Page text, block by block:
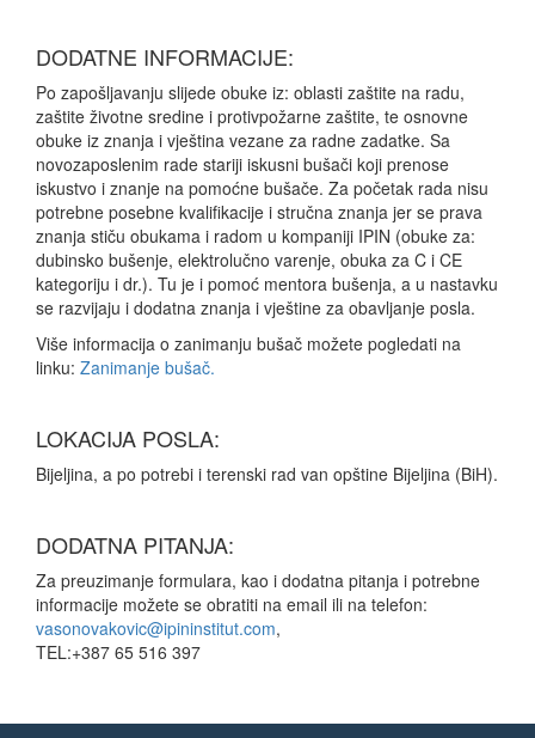
DODATNE INFORMACIJE:
Po zapošljavanju slijede obuke iz: oblasti zaštite na radu,
zaštite životne sredine i protivpožarne zaštite, te osnovne
obuke iz znanja i vještina vezane za radne zadatke. Sa
novozaposlenim rade stariji iskusni bušači koji prenose
iskustvo i znanje na pomoćne bušače. Za početak rada nisu
potrebne posebne kvalifikacije i stručna znanja jer se prava
znanja stiču obukama i radom u kompaniji IPIN (obuke za:
dubinsko bušenje, elektrolučno varenje, obuka za C i CE
kategoriju i dr.). Tu je i pomoć mentora bušenja, a u nastavku
se razvijaju i dodatna znanja i vještine za obavljanje posla.
Više informacija o zanimanju bušač možete pogledati na
linku: Zanimanje bušač.
LOKACIJA POSLA:
Bijeljina, a po potrebi i terenski rad van opštine Bijeljina (BiH).
DODATNA PITANJA:
Za preuzimanje formulara, kao i dodatna pitanja i potrebne
informacije možete se obratiti na email ili na telefon:
vasonovakovic@ipininstitut.com,
TEL:+387 65 516 397